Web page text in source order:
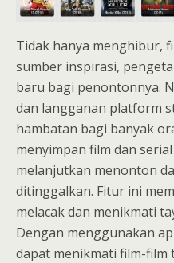
Tidak hanya menghibur,
sumber inspirasi,
baru bagi penontonnya.
dan langganan platform
hambatan bagi banyak
menyimpan film dan
melanjutkan menonton
ditinggalkan. Fitur ini
melacak dan menikmati
Dengan menggunakan
dapat menikmati film-film